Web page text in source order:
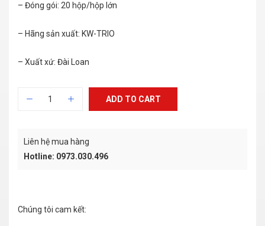
– Đóng gói: 20 hộp/hộp lớn
– Hãng sản xuất: KW-TRIO
– Xuất xứ: Đài Loan
ADD TO CART
Liên hệ mua hàng
Hotline: 0973.030.496
Chúng tôi cam kết: